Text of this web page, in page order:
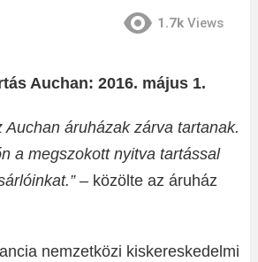
1.7k Views
Auchan: 2016. május 1.
Auchan áruházak zárva tartanak.
a megszokott nyitva tartással
– közölte az áruház
nemzetközi kiskereskedelmi